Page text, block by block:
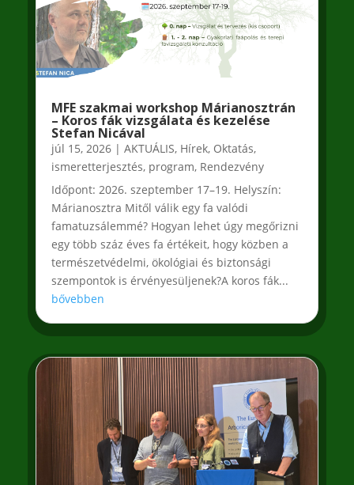
MFE szakmai workshop Márianosztrán
– Koros fák vizsgálata és kezelése
Stefan Nicával
júl 15, 2026| AKTUÁLIS, Hírek, Oktatás,
ismeretterjesztés, program, Rendezvény
Időpont: 2026. szeptember 17–19. Helyszín:
Márianosztra Mitől válik egy fa valódi
famatuzsálemmé? Hogyan lehet úgy megőrizni
egy több száz éves fa értékeit, hogy közben a
természetvédelmi, ökológiai és biztonsági
szempontok is érvényesüljenek?A koros fák...
bővebben